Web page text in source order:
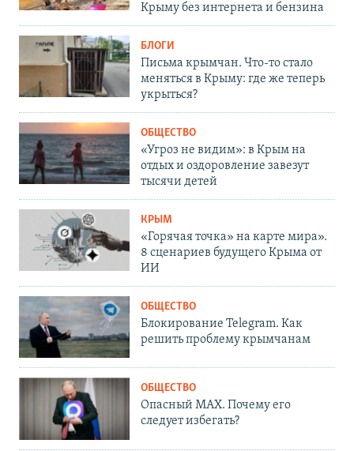
Крыму без интернета и бензина
БЛОГИ
Письма крымчан. Что-то стало
меняться в Крыму: где же теперь
укрыться?
ОБЩЕСТВО
«Угроз не видим»: в Крым на
отдых и оздоровление завезут
тысячи детей
КРЫМ
«Горячая точка» на карте мира».
8 сценариев будущего Крыма от
ИИ
ОБЩЕСТВО
Блокирование Telegram. Как
решить проблему крымчанам
ОБЩЕСТВО
Опасный MAX. Почему его
следует избегать?